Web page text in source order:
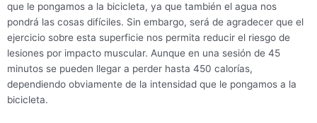
que le pongamos a la bicicleta, ya que también el agua nos
pondrá las cosas difíciles. Sin embargo, será de agradecer que el
ejercicio sobre esta superficie nos permita reducir el riesgo de
lesiones por impacto muscular. Aunque en una sesión de 45
minutos se pueden llegar a perder hasta 450 calorías,
dependiendo obviamente de la intensidad que le pongamos a la
bicicleta.